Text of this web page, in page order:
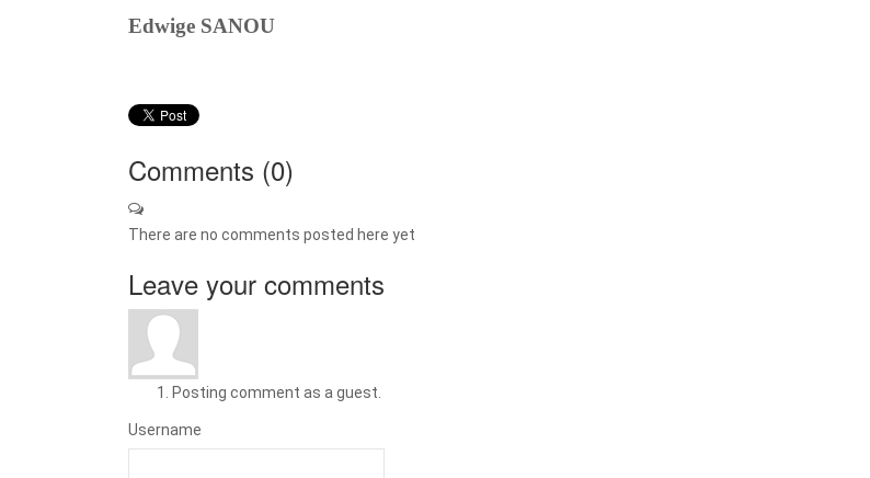
Edwige SANOU
Comments (0)
There are no comments posted here yet
Leave your comments
Posting comment as a guest.
Username